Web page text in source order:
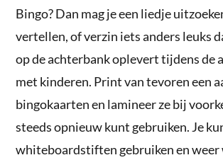
Bingo? Dan mag je een liedje
vertellen, of verzin iets anders leuks
op de achterbank oplevert tijdens de
met kinderen. Print van tevoren een
bingokaarten en lamineer ze bij
steeds opnieuw kunt gebruiken. Je
whiteboardstiften gebruiken en weer